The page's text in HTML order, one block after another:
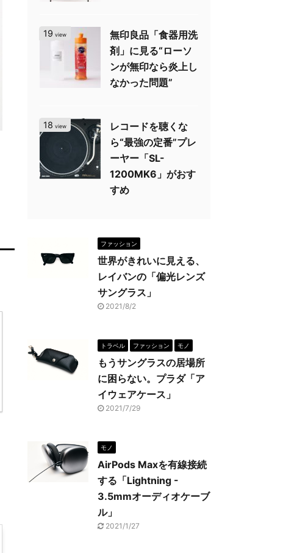
19 view
無印良品「食器用洗
剤」に見る“ローソ
ンが無印なら炎上し
なかった問題”
18 view
レコードを聴くな
ら“最強の定番”プレ
ーヤー「SL-
1200MK6」がおす
すめ
ファッション
世界がきれいに見える、
レイバンの「偏光レンズ
サングラス」
2021/8/2
トラベル ファッション モノ
もうサングラスの居場所
に困らない。プラダ「ア
イウェアケース」
2021/7/29
モノ
AirPods Maxを有線接続
する「Lightning -
3.5mmオーディオケーブ
ル」
2021/1/27